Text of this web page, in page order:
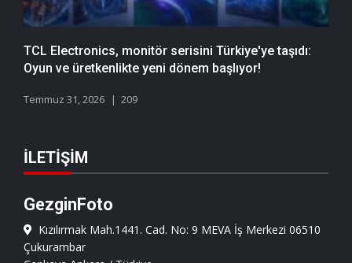
TCL Electronics, monitör serisini Türkiye'ye taşıdı:
Oyun ve üretkenlikte yeni dönem başlıyor!
Temmuz 31, 2026 209
İLETIŞIM
GezginFoto
Kızılırmak Mah.1441. Cad. No: 9 MEVA İş Merkezi 06510
Çukurambar